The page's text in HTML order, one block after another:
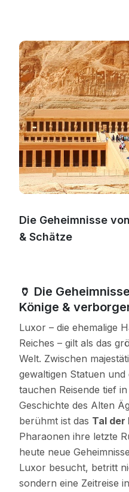
Die Geheimnisse
& Schätze
🏺 Die
Könige &
Luxor – die ehemalige
Reiches – gilt als das
Welt. Zwischen
gewaltigen Statuen
tauchen Reisende tief
Geschichte des Alten
berühmt ist das Tal der
Pharaonen ihre letzte
heute neue
Luxor besucht, betritt
sondern eine Zeitreise